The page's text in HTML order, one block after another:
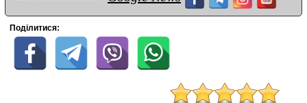
Поділитися: